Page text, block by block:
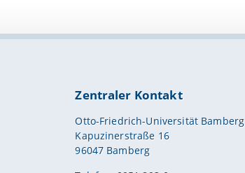
Zentraler Kontakt
Otto-Friedrich-Universität Bamberg
Kapuzinerstraße 16
96047 Bamberg